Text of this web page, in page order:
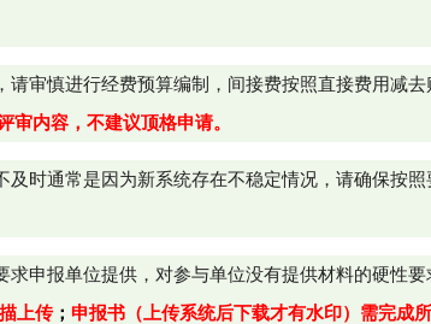
审慎进行经费预算编制，间接费按照直接费用减
审内容， 不建议顶格申请。
及时通常是因为新系统存在不稳定情况， 请确保按照
申报单位提供，对参与单位没有提供材料的硬性要
上传； 申报书（上传系统后下载才有水印） 需完成